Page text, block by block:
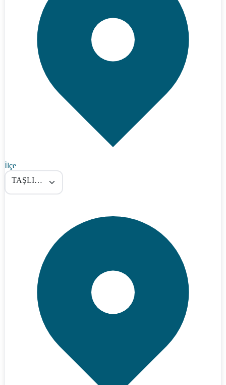
İlçe
TAŞLIÇAY